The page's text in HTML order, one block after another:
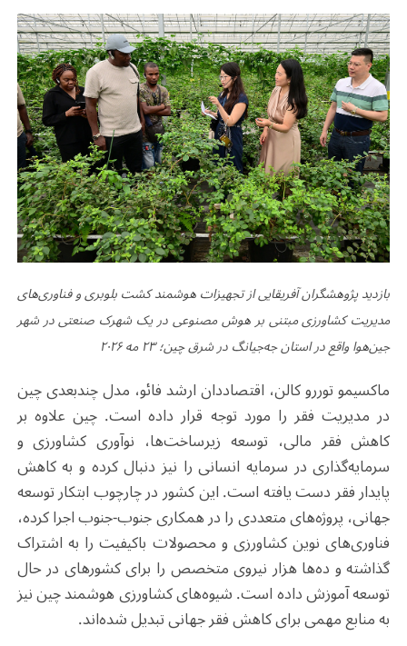
بازدید پژوهشگران آفریقایی از تجهیزات هوشمند کشت بلوبری و فناوری‌های
مدیریت کشاورزی مبتنی بر هوش مصنوعی در یک شهرک صنعتی در شهر
جین‌هوا واقع در استان جه‌جیانگ در شرق چین؛ ۲۳ مه ۲۰۲۶
ماکسیمو توررو کالن، اقتصاددان ارشد فائو، مدل چندبعدی چین
در مدیریت فقر را مورد توجه قرار داده است. چین علاوه بر
کاهش فقر مالی، توسعه زیرساخت‌ها، نوآوری کشاورزی و
سرمایه‌گذاری در سرمایه انسانی را نیز دنبال کرده و به کاهش
پایدار فقر دست یافته است. این کشور در چارچوب ابتکار توسعه
جهانی، پروژه‌های متعددی را در همکاری جنوب-جنوب اجرا کرده،
فناوری‌های نوین کشاورزی و محصولات باکیفیت را به اشتراک
گذاشته و ده‌ها هزار نیروی متخصص را برای کشورهای در حال
توسعه آموزش داده است. شیوه‌های کشاورزی هوشمند چین نیز
به منابع مهمی برای کاهش فقر جهانی تبدیل شده‌اند.